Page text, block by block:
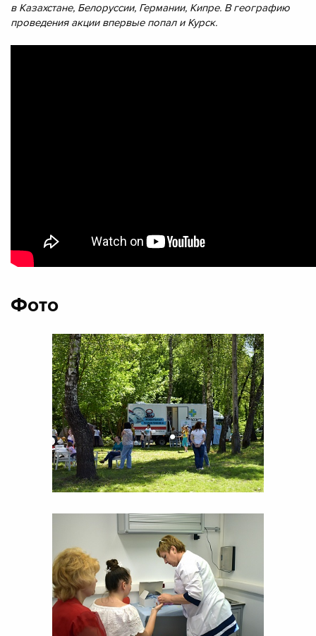
в Казахстане, Белоруссии, Германии, Кипре. В географию
проведения акции впервые попал и Курск.
Фото